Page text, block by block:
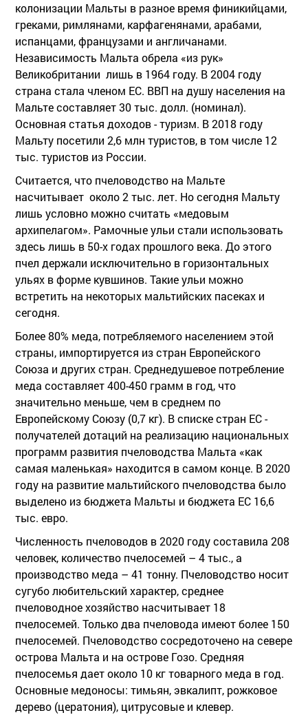
колонизации Мальты в разное время финикийцами,
греками, римлянами, карфагенянами, арабами,
испанцами, французами и англичанами.
Независимость Мальта обрела «из рук»
Великобритании лишь в 1964 году. В 2004 году
страна стала членом ЕС. ВВП на душу населения на
Мальте составляет 30 тыс. долл. (номинал).
Основная статья доходов - туризм. В 2018 году
Мальту посетили 2,6 млн туристов, в том числе 12
тыс. туристов из России.
Считается, что пчеловодство на Мальте
насчитывает около 2 тыс. лет. Но сегодня Мальту
лишь условно можно считать «медовым
архипелагом». Рамочные ульи стали использовать
здесь лишь в 50-х годах прошлого века. До этого
пчел держали исключительно в горизонтальных
ульях в форме кувшинов. Такие ульи можно
встретить на некоторых мальтийских пасеках и
сегодня.
Более 80% меда, потребляемого населением этой
страны, импортируется из стран Европейского
Союза и других стран. Среднедушевое потребление
меда составляет 400-450 грамм в год, что
значительно меньше, чем в среднем по
Европейскому Союзу (0,7 кг). В списке стран ЕС -
получателей дотаций на реализацию национальных
программ развития пчеловодства Мальта «как
самая маленькая» находится в самом конце. В 2020
году на развитие мальтийского пчеловодства было
выделено из бюджета Мальты и бюджета ЕС 16,6
тыс. евро.
Численность пчеловодов в 2020 году составила 208
человек, количество пчелосемей – 4 тыс., а
производство меда – 41 тонну. Пчеловодство носит
сугубо любительский характер, среднее
пчеловодное хозяйство насчитывает 18
пчелосемей. Только два пчеловода имеют более 150
пчелосемей. Пчеловодство сосредоточено на севере
острова Мальта и на острове Гозо. Средняя
пчелосемья дает около 10 кг товарного меда в год.
Основные медоносы: тимьян, эвкалипт, рожковое
дерево (цератония), цитрусовые и клевер.